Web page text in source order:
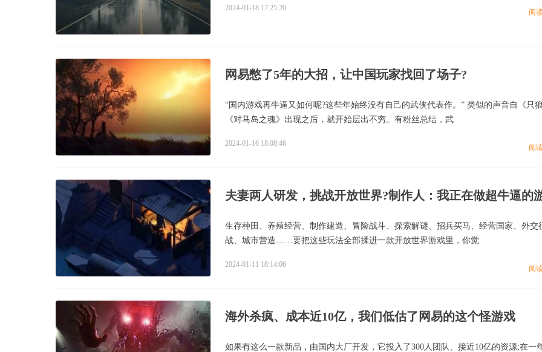
2024-01-18 17:25:20 阅
网易憋了5年的大招，让中国玩家找回了场子?
“国内游戏再牛逼又如何呢?这些年始终没有自己的武侠代表作。” 类似的声音自《只狼》
《对马岛之魂》出现之后，就开始层出不穷。有粉丝总结，武
2024-01-16 18:08:46 阅
夫妻两人研发，挑战开放世界?制作人：我正在做超牛逼的
生存种田、养殖经营、制作建造、冒险战斗、探索解谜、招兵买马、经营国家、外交
战、城市营造……要把这些玩法全部揉进一款开放世界游戏里，你觉
2024-01-11 18:14:06 阅
海外杀疯、成本近10亿，我们低估了网易的这个怪游戏
如果有这么一款新品，由国内大厂开发，它投入了300人团队、接近10亿的资源;在一